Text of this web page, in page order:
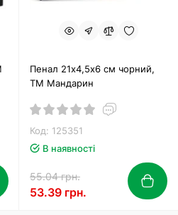
Пенал 21х4,5х6 см чорний,
ТМ Мандарин
Код: 125351
В наявності
55.04 грн.
53.39 грн.